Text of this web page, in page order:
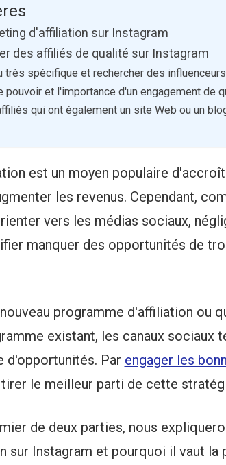
d'affiliation sur Instagram
des affiliés de qualité sur Instagram
très spécifique et rechercher des
pouvoir et l'importance d'un engagement de
qui ont également un site Web ou un
est un moyen populaire
les revenus. Cependant,
vers les médias sociaux,
manquer des opportunités de
programme d'affiliation ou
existant, les canaux sociaux
d'opportunités. Par engager les
le meilleur parti de cette
de deux parties, nous
sur Instagram et pourquoi il vaut la